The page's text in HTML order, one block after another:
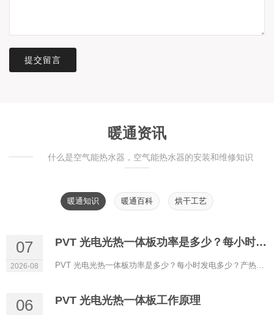
提交留言
暖通资讯
什么是空气能热水器，空气能热水器的安装和维修知识
暖通知识 暖通百科 烘干工艺
07
2026-08
PVT 光电光热一体板功率是多少？每小时发电多少？产热水的热量是多少？
06 PVT 光电光热一体板工作原理